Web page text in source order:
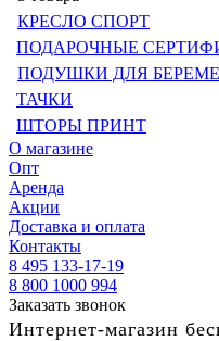
КРЕСЛО СПОРТ
ПОДАРОЧНЫЕ
ПОДУШКИ ДЛЯ
ТАЧКИ
ШТОРЫ ПРИНТ
О магазине
Опт
Аренда
Акции
Доставка и оплата
Контакты
8 495 133-17-19
8 800 1000 994
Заказать звонок
Интернет-магазин